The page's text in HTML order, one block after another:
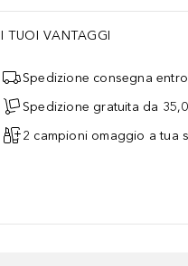
I TUOI VANTAGGI
Spedizione consegna
Spedizione gratuita da
2 campioni omaggio a tua